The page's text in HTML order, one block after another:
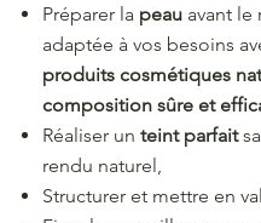
Préparer la peau avant le
adaptée à vos besoins
produits cosmétiques
composition sûre et
Réaliser un teint parfait
rendu naturel,
Structurer et mettre en